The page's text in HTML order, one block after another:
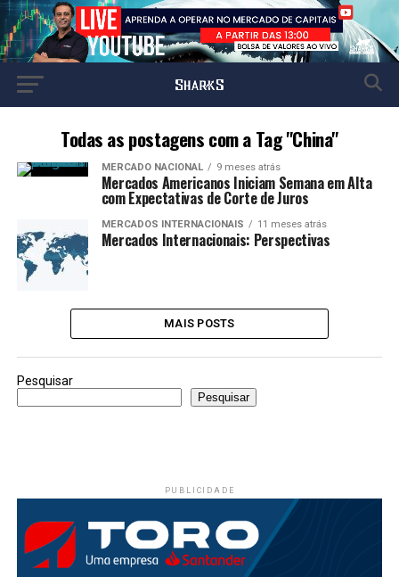
Todas as postagens com a Tag "China"
MERCADO NACIONAL 9 meses atrás
Mercados Americanos Iniciam Semana em Alta
com Expectativas de Corte de Juros
MERCADOS INTERNACIONAIS 11 meses atrás
Mercados Internacionais: Perspectivas
MAIS POSTS
Pesquisar
Pesquisar
PUBLICIDADE